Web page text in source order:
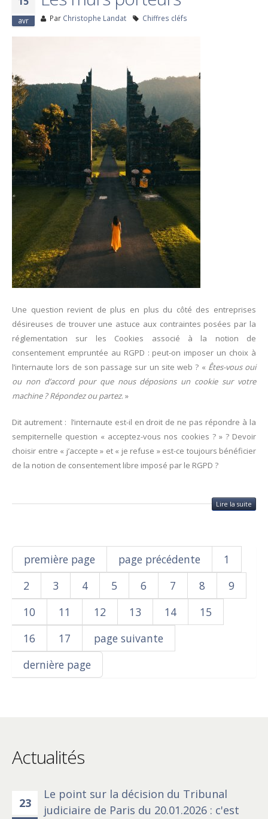
avr Par Christophe Landat Chiffres cléfs
Une question revient de plus en plus du côté des entreprises
désireuses de trouver une astuce aux contraintes posées par la
réglementation sur les Cookies associé à la notion de
consentement empruntée au RGPD : peut-on imposer un choix à
l’internaute lors de son passage sur un site web ? « Êtes-vous oui
ou non d’accord pour que nous déposions un cookie sur votre
machine ? Répondez ou partez. »
Dit autrement : l’internaute est-il en droit de ne pas répondre à la
sempiternelle question « acceptez-vous nos cookies ? » ? Devoir
choisir entre « j’accepte » et « je refuse » est-ce toujours bénéficier
de la notion de consentement libre imposé par le RGPD ?
Lire la suite
première page page précédente
1
2
3 4 5 6 7 8
9
10
11 12 13 14
15
16
17
page suivante
dernière page
Actualités
23
Le point sur la décision du Tribunal
judiciaire de Paris du 20.01.2026 : c'est